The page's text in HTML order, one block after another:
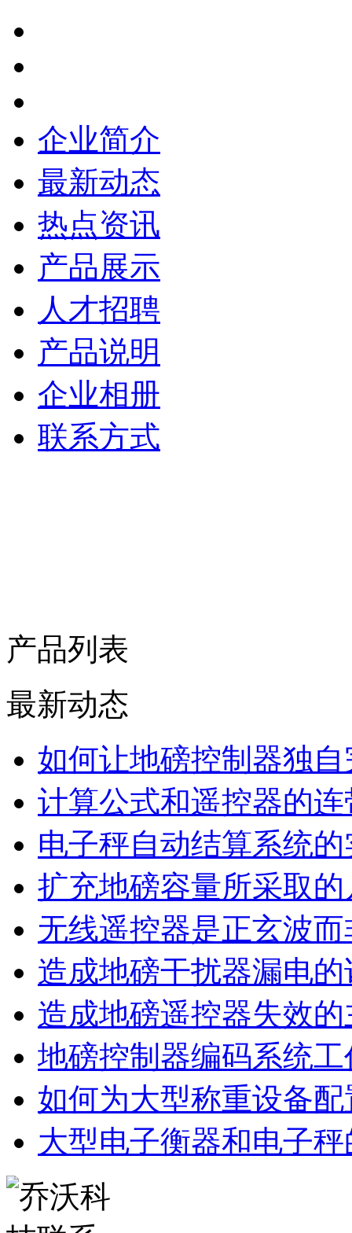
企业简介
最新动态
热点资讯
产品展示
人才招聘
产品说明
企业相册
联系方式
产品列表
最新动态
如何让地磅控制器独
计算公式和遥控器的
电子秤自动结算系统
扩充地磅容量所采取
无线遥控器是正玄波
造成地磅干扰器漏电
造成地磅遥控器失效
地磅控制器编码系统
如何为大型称重设备
大型电子衡器和电子